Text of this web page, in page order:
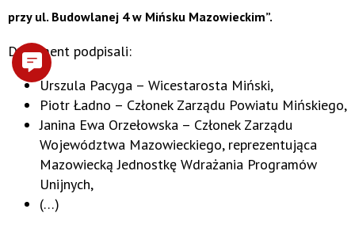
przy ul. Budowlanej 4 w Mińsku Mazowieckim”.
Dokument podpisali:
Urszula Pacyga – Wicestarosta Miński,
Piotr Ładno – Członek Zarządu Powiatu Mińskiego,
Janina Ewa Orzełowska – Członek Zarządu
Województwa Mazowieckiego, reprezentująca
Mazowiecką Jednostkę Wdrażania Programów
Unijnych,
(…)